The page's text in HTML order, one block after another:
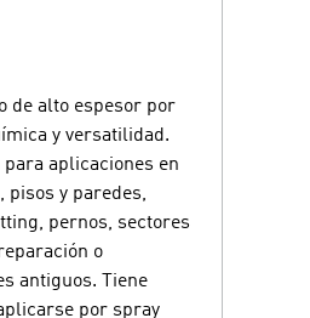
de alto espesor por
y versatilidad.
aplicaciones en
pisos y paredes,
pernos, sectores
o
antiguos. Tiene
por spray